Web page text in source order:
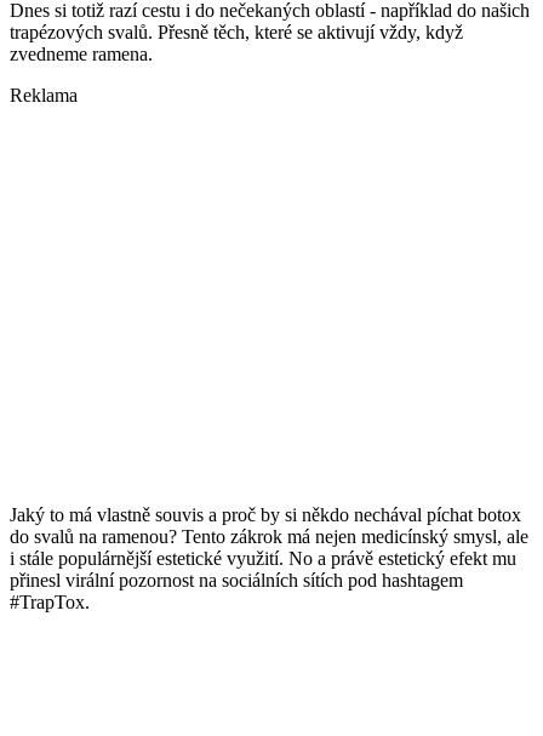
Dnes si totiž razí cestu i do nečekaných oblastí - například do našich
trapézových svalů. Přesně těch, které se aktivují vždy, když
zvedneme ramena.
Reklama
Jaký to má vlastně souvis a proč by si někdo nechával píchat botox
do svalů na ramenou? Tento zákrok má nejen medicínský smysl, ale
i stále populárnější estetické využití. No a právě estetický efekt mu
přinesl virální pozornost na sociálních sítích pod hashtagem
#TrapTox.